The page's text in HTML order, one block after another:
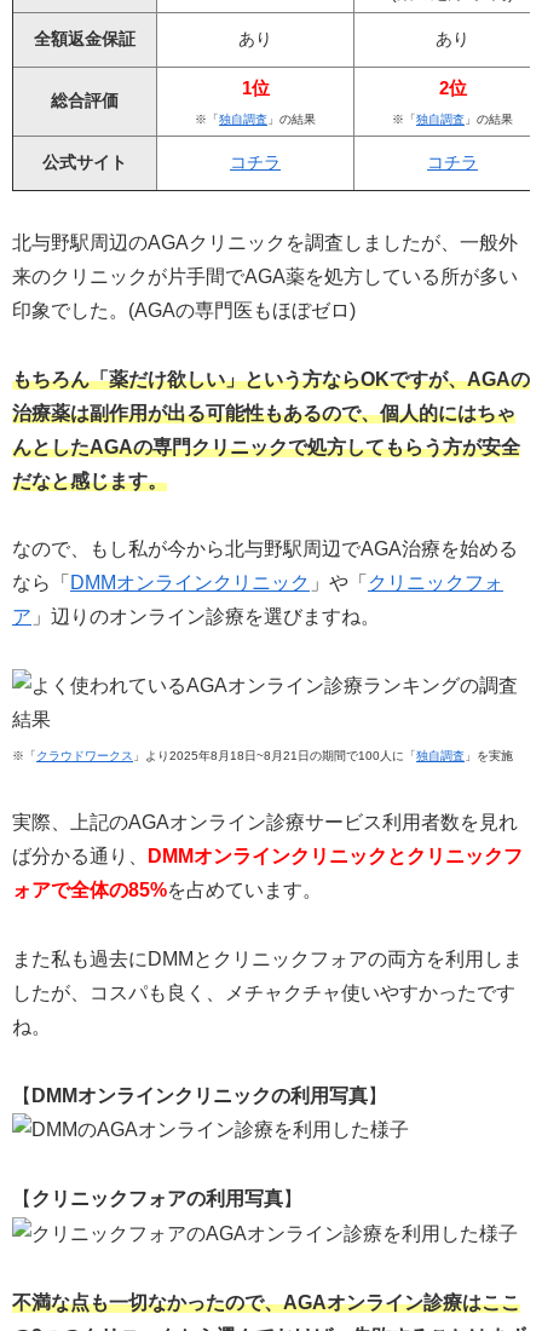
全額返金保証 あり あり
総合評価
1位
※「独自調査 」の結果
2位
※「独自調査 」の結果
公式サイト コチラ コチラ
北与野駅周辺のAGAクリニックを調査しましたが、一般外
来のクリニックが片手間でAGA薬を処方している所が多い
印象でした。(AGAの専門医もほぼゼロ)
もちろん「薬だけ欲しい」という方ならOKですが、AGAの
治療薬は副作用が出る可能性もあるので、個人的にはちゃ
んとしたAGAの専門クリニックで処方してもらう方が安全
だなと感じます。
なので、もし私が今から北与野駅周辺でAGA治療を始める
なら「 DMMオンラインクリニック 」や「 クリニックフォ
ア 」辺りのオンライン診療を選びますね。
※「クラウドワークス 」より2025年8月18日~8月21日の期間で100人に「独自調査 」を実施
実際、上記のAGAオンライン診療サービス利用者数を見れ
ば分かる通り、
DMMオンラインクリニックとクリニックフ
ォアで全体の85%を占めています。
また私も過去にDMMとクリニックフォアの両方を利用しま
したが、コスパも良く、メチャクチャ使いやすかったです
ね。
【 DMMオンラインクリニックの利用写真】
【 クリニックフォアの利用写真】
不満な点も一切なかったので、AGAオンライン診療はここ